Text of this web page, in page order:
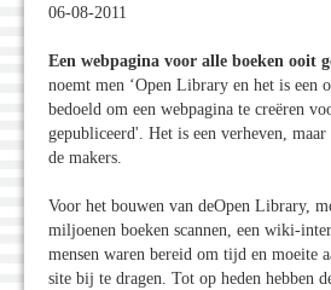
06-08-2011
Een webpagina voor alle boeken ooit
noemt men ‘Open Library en het is een
bedoeld om een webpagina te creëren
gepubliceerd'. Het is een verheven,
de makers.
Voor het bouwen van deOpen Library,
miljoenen boeken scannen, een wiki-
mensen waren bereid om tijd en moeite
site bij te dragen. Tot op heden hebben